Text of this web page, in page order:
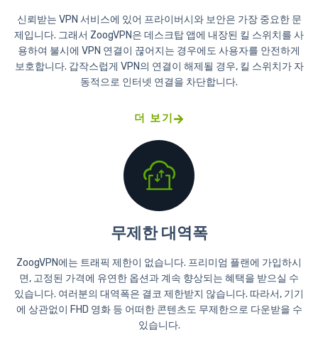
신뢰받는 VPN 서비스에 있어 프라이버시와 보안은 가장 중요한 문
제입니다. 그래서 ZoogVPN은 데스크탑 앱에 내장된 킬 스위치를 사
용하여 불시에 VPN 연결이 끊어지는 경우에도 사용자를 안전하게
보호합니다. 갑작스럽게 VPN의 연결이 해제될 경우, 킬 스위치가 자
동적으로 인터넷 연결을 차단합니다.
더 보기
무제한 대역폭
ZoogVPN에는 트래픽 제한이 없습니다. 프리미엄 플랜에 가입하시
면, 고정된 가격에 유연한 옵션과 계속 향상되는 혜택을 받으실 수
있습니다. 여러분의 대역폭은 결코 제한받지 않습니다. 따라서, 기기
에 상관없이 FHD 영화 등 어떠한 콘텐츠도 무제한으로 다운받을 수
있습니다.